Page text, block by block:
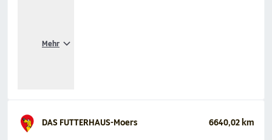
Mehr
DAS FUTTERHAUS-Moers 6640,02 km